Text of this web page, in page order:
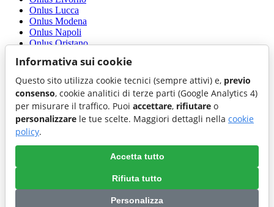
Onlus Lucca
Onlus Modena
Onlus Napoli
Onlus Oristano
Onlus Piacenza
Onlus Pisa
Onlus Pordenone
Onlus Potenza
Onlus Prato
Onlus Rieti
Onlus Rovigo
Informativa sui cookie
Questo sito utilizza cookie tecnici (sempre attivi) e, previo
consenso, cookie analitici di terze parti (Google Analytics 4)
per misurare il traffico. Puoi accettare, rifiutare o
personalizzare le tue scelte. Maggiori dettagli nella cookie
policy.
Accetta tutto
Rifiuta tutto
Personalizza